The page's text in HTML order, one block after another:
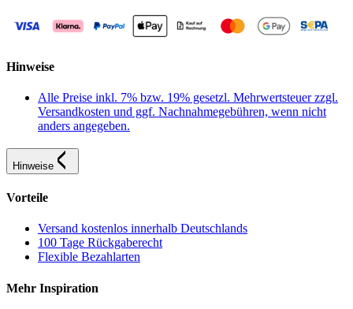
Hinweise
Alle Preise inkl. 7% bzw. 19% gesetzl. Mehrwertsteuer zzgl.
Versandkosten und ggf. Nachnahmegebühren, wenn nicht
anders angegeben.
Hinweise
Vorteile
Versand kostenlos innerhalb Deutschlands
100 Tage Rückgaberecht
Flexible Bezahlarten
Mehr Inspiration